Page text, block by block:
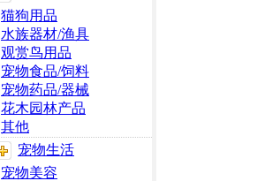
猫狗用品
水族器材/渔具
观赏鸟用品
宠物食品/饲料
宠物药品/器械
花木园林产品
其他
宠物生活
宠物美容